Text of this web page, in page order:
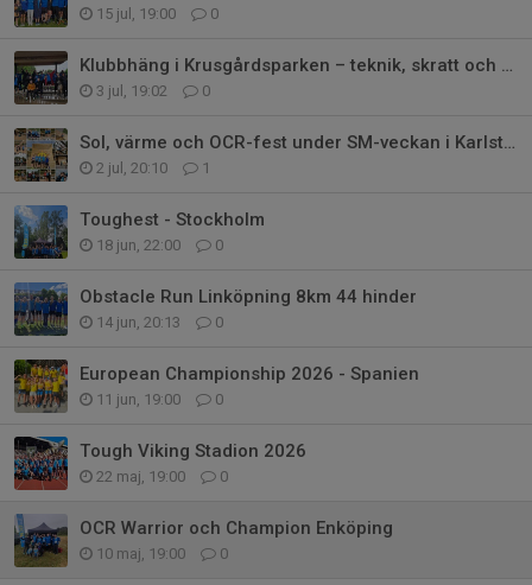
15 jul, 19:00 0
Klubbhäng i Krusgårdsparken – teknik, skratt och tuff träning i regnet igen
3 jul, 19:02 0
Sol, värme och OCR-fest under SM-veckan i Karlstad
2 jul, 20:10 1
Toughest - Stockholm
18 jun, 22:00 0
Obstacle Run Linköpning 8km 44 hinder
14 jun, 20:13 0
European Championship 2026 - Spanien
11 jun, 19:00 0
Tough Viking Stadion 2026
22 maj, 19:00 0
OCR Warrior och Champion Enköping
10 maj, 19:00 0